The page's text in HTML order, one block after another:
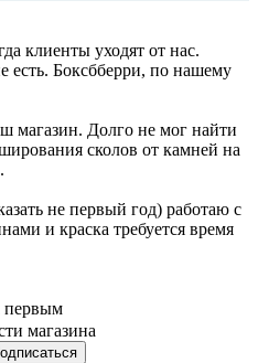
клиенты уходят от нас.
есть. Боксбберри, по нашему
магазин. Долго не мог найти
сколов от камней на
не первый год) работаю с
и краска требуется время
первым
магазина